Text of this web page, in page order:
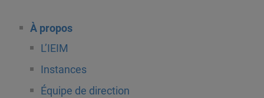
À propos
L’IEIM
Instances
Équipe de direction